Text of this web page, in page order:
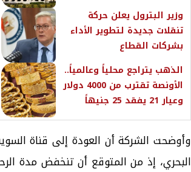
وزير البترول يعلن حركة
تنقلات جديدة لتطوير الأداء
بشركات القطاع
الذهب يتراجع محلياً وعالمياً..
الأونصة تقترب من 4000 دولار
وعيار 21 يفقد 25 جنيهاً
وأوضحت الشركة أن العودة إلى قناة